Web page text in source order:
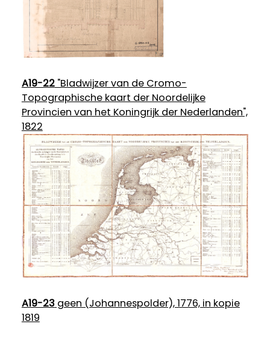
A19-22"Bladwijzer van de Cromo-
Topographische kaart der Noordelijke
Provincien van het Koningrijk der Nederlanden",
1822
A19-23geen (Johannespolder), 1776, in kopie
1819